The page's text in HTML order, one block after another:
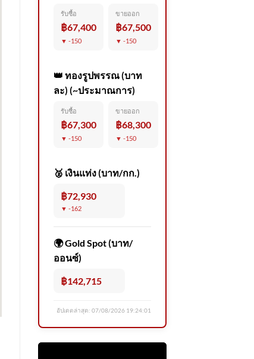
รับซื้อ
฿67,400
▼ -150
ขายออก
฿67,500
▼ -150
👑 ทองรูปพรรณ (บาท
ละ) (~ประมาณการ)
รับซื้อ
฿67,300
▼ -150
ขายออก
฿68,300
▼ -150
🥈 เงินแท่ง (บาท/กก.)
฿72,930
▼ -162
🌍 Gold Spot (บาท/
ออนซ์)
฿142,715
อัปเดตล่าสุด: 07/08/2026 19:24:01